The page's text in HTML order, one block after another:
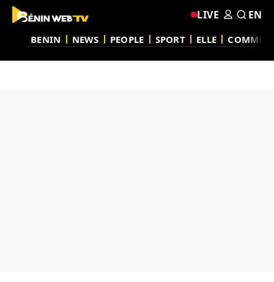
BENIN NEWS PEOPLE SPORT ELLE
LIVE EN